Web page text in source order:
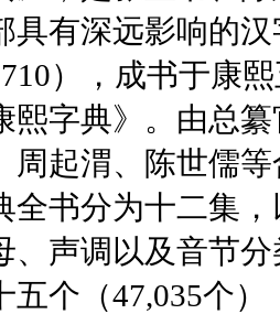
具有深远影响的
），成书于康
熙字典》。由总
周起渭、陈世儒
全书分为十二集
、声调以及音节
五个（47,035个